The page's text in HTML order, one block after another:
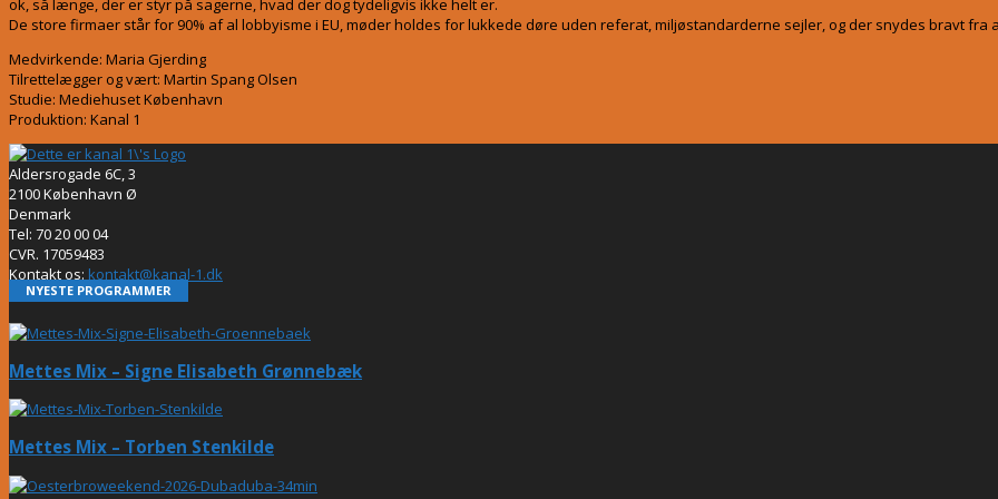
ok, så længe, der er styr på sagerne, hvad der dog tydeligvis ikke helt er.
De store firmaer står for 90% af al lobbyisme i EU, møder holdes for lukkede døre uden referat, miljøstandarderne sejler, og der snydes bravt fra
Medvirkende: Maria Gjerding
Tilrettelægger og vært: Martin Spang Olsen
Studie: Mediehuset København
Produktion: Kanal 1
Aldersrogade 6C, 3
2100 København Ø
Denmark
Tel: 70 20 00 04
CVR. 17059483
Kontakt os: kontakt@kanal-1.dk
NYESTE PROGRAMMER
Mettes Mix – Signe Elisabeth Grønnebæk
Mettes Mix – Torben Stenkilde